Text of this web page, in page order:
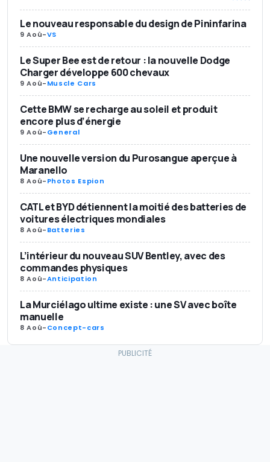
Le nouveau responsable du design de Pininfarina
9 Aoû-VS
Le Super Bee est de retour : la nouvelle Dodge
Charger développe 600 chevaux
9 Aoû-Muscle Cars
Cette BMW se recharge au soleil et produit
encore plus d’énergie
9 Aoû-General
Une nouvelle version du Purosangue aperçue à
Maranello
8 Aoû-Photos Espion
CATL et BYD détiennent la moitié des batteries de
voitures électriques mondiales
8 Aoû-Batteries
L’intérieur du nouveau SUV Bentley, avec des
commandes physiques
8 Aoû-Anticipation
La Murciélago ultime existe : une SV avec boîte
manuelle
8 Aoû-Concept-cars